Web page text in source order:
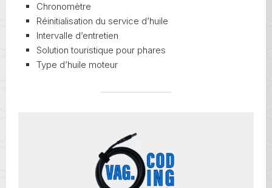
Chronomètre
Réinitialisation du service d’huile
Intervalle d’entretien
Solution touristique pour phares
Type d’huile moteur